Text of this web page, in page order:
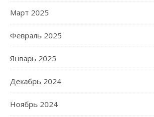
Март 2025
Февраль 2025
Январь 2025
Декабрь 2024
Ноябрь 2024